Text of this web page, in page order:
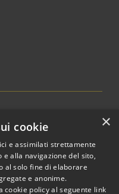
×
cookie
e assimilati strettamente
alla navigazione del sito,
al solo fine di elaborare
e anonime.
cookie policy al seguente link